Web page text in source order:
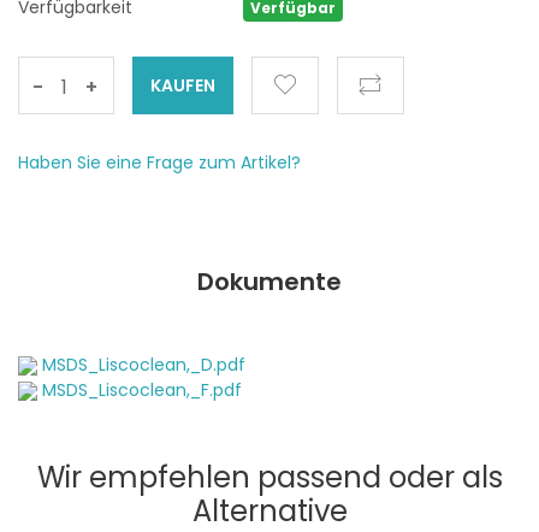
Verfügbarkeit Verfügbar
- +
Haben Sie eine Frage zum Artikel?
Dokumente
MSDS_Liscoclean,_D.pdf
MSDS_Liscoclean,_F.pdf
Wir empfehlen passend oder als
Alternative